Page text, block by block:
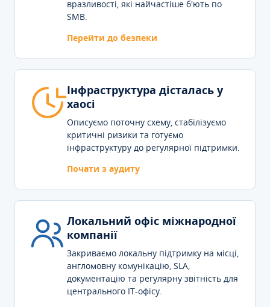
вразливості, які найчастіше б'ють по
SMB.
Перейти до безпеки
Інфраструктура дісталась у
хаосі
Описуємо поточну схему, стабілізуємо
критичні ризики та готуємо
інфраструктуру до регулярної підтримки.
Почати з аудиту
Локальний офіс міжнародної
компанії
Закриваємо локальну підтримку на місці,
англомовну комунікацію, SLA,
документацію та регулярну звітність для
центрального IT-офісу.